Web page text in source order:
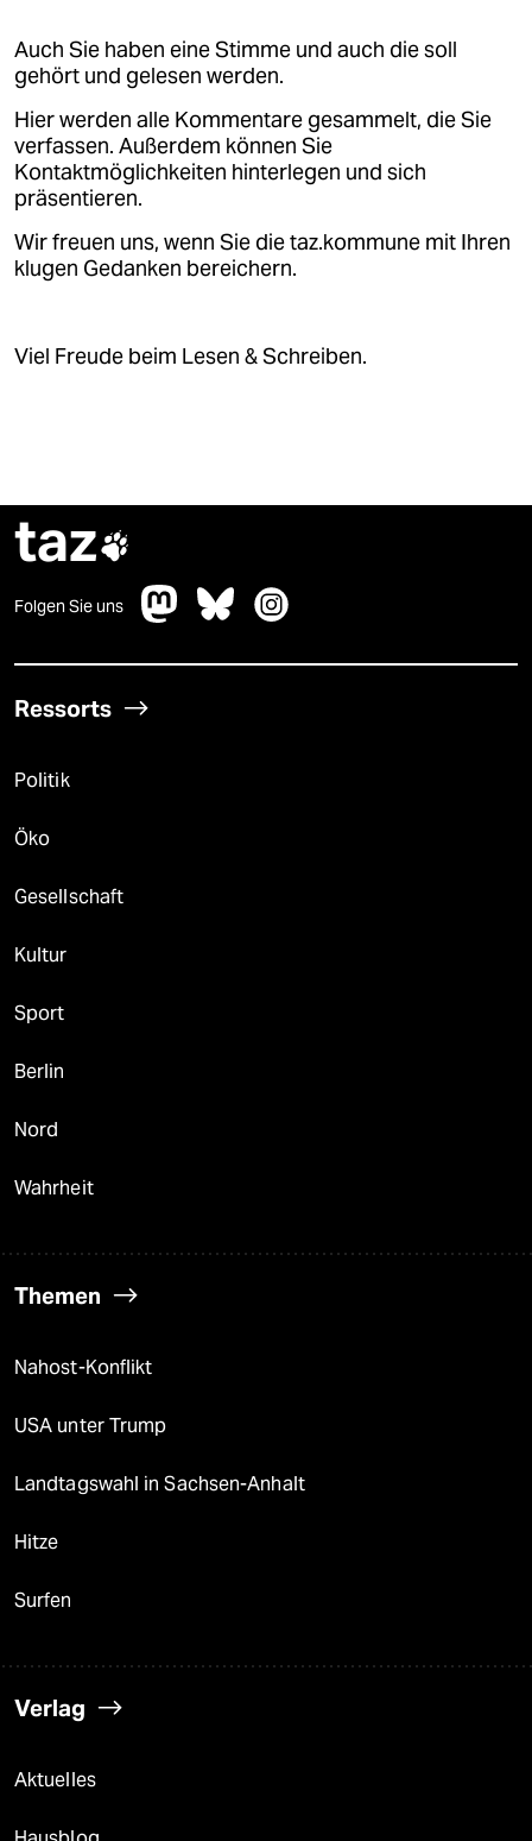
Auch Sie haben eine Stimme und auch die soll
gehört und gelesen werden.
Hier werden alle Kommentare gesammelt, die Sie
verfassen. Außerdem können Sie
Kontaktmöglichkeiten hinterlegen und sich
präsentieren.
Wir freuen uns, wenn Sie die taz.kommune mit Ihren
klugen Gedanken bereichern.
Viel Freude beim Lesen & Schreiben.
taz
Folgen Sie uns
Ressorts
Politik
Öko
Gesellschaft
Kultur
Sport
Berlin
Nord
Wahrheit
Themen
Nahost-Konflikt
USA unter Trump
Landtagswahl in Sachsen-Anhalt
Hitze
Surfen
Verlag
Aktuelles